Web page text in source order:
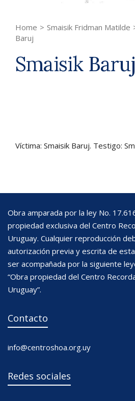
Home > Smaisik Fridman Matilde
Baruj
Smaisik Baruj
Víctima: Smaisik Baruj. Testigo:
Obra amparada por la ley No.
propiedad exclusiva del Centro
Uruguay. Cualquier reproducción
autorización previa y escrita de
ser acompañada por la siguiente
“Obra propiedad del Centro
Uruguay”.
Contacto
info@centroshoa.org.uy
Redes sociales